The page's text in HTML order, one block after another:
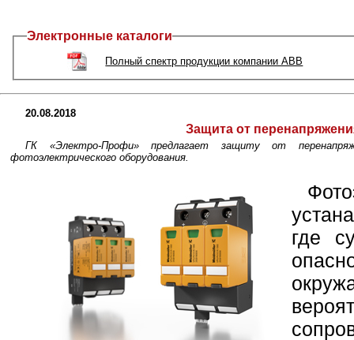
Электронные каталоги
Полный спектр продукции компании ABB
20.08.2018
Защита от
ГК «Электро-Профи» предлагает защиту от
фотоэлектрического оборудования.
где